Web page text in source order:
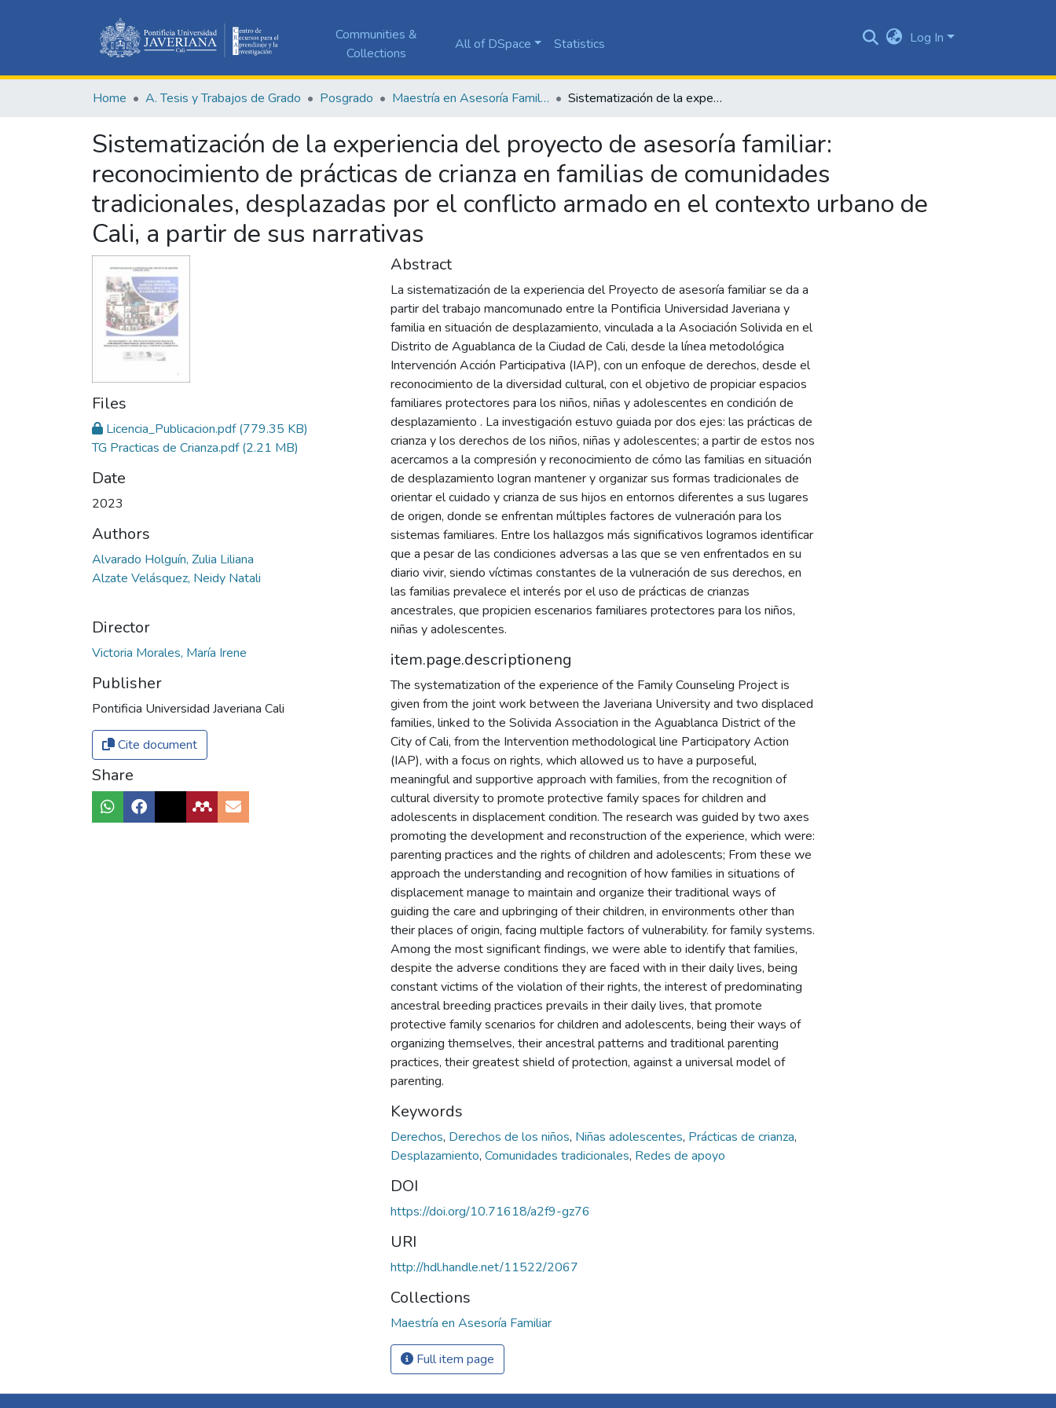
Communities &
Collections
All of DSpace Statistics Log In
Home A. Tesis y Trabajos de Grado Posgrado Maestría en Asesoría Familiar Sistematización de la experiencia del proyecto de asesoría familiar: reconocimiento de prácticas de crianza en familias de comunidades tradicionales, desplazadas por el conflicto armado en el contexto urbano de Cali, a partir de sus narrativas
Sistematización de la experiencia del proyecto de asesoría familiar:
reconocimiento de prácticas de crianza en familias de comunidades
tradicionales, desplazadas por el conflicto armado en el contexto urbano de
Cali, a partir de sus narrativas
Files
Licencia_Publicacion.pdf(779.35 KB)
TG Practicas de Crianza.pdf(2.21 MB)
Date
2023
Authors
Alvarado Holguín, Zulia Liliana
Alzate Velásquez, Neidy Natali
Director
Victoria Morales, María Irene
Publisher
Pontificia Universidad Javeriana Cali
Cite document
Share
Abstract
La sistematización de la experiencia del Proyecto de asesoría familiar se da a
partir del trabajo mancomunado entre la Pontificia Universidad Javeriana y
familia en situación de desplazamiento, vinculada a la Asociación Solivida en el
Distrito de Aguablanca de la Ciudad de Cali, desde la línea metodológica
Intervención Acción Participativa (IAP), con un enfoque de derechos, desde el
reconocimiento de la diversidad cultural, con el objetivo de propiciar espacios
familiares protectores para los niños, niñas y adolescentes en condición de
desplazamiento . La investigación estuvo guiada por dos ejes: las prácticas de
crianza y los derechos de los niños, niñas y adolescentes; a partir de estos nos
acercamos a la compresión y reconocimiento de cómo las familias en situación
de desplazamiento logran mantener y organizar sus formas tradicionales de
orientar el cuidado y crianza de sus hijos en entornos diferentes a sus lugares
de origen, donde se enfrentan múltiples factores de vulneración para los
sistemas familiares. Entre los hallazgos más significativos logramos identificar
que a pesar de las condiciones adversas a las que se ven enfrentados en su
diario vivir, siendo víctimas constantes de la vulneración de sus derechos, en
las familias prevalece el interés por el uso de prácticas de crianzas
ancestrales, que propicien escenarios familiares protectores para los niños,
niñas y adolescentes.
item.page.descriptioneng
The systematization of the experience of the Family Counseling Project is
given from the joint work between the Javeriana University and two displaced
families, linked to the Solivida Association in the Aguablanca District of the
City of Cali, from the Intervention methodological line Participatory Action
(IAP), with a focus on rights, which allowed us to have a purposeful,
meaningful and supportive approach with families, from the recognition of
cultural diversity to promote protective family spaces for children and
adolescents in displacement condition. The research was guided by two axes
promoting the development and reconstruction of the experience, which were:
parenting practices and the rights of children and adolescents; From these we
approach the understanding and recognition of how families in situations of
displacement manage to maintain and organize their traditional ways of
guiding the care and upbringing of their children, in environments other than
their places of origin, facing multiple factors of vulnerability. for family systems.
Among the most significant findings, we were able to identify that families,
despite the adverse conditions they are faced with in their daily lives, being
constant victims of the violation of their rights, the interest of predominating
ancestral breeding practices prevails in their daily lives, that promote
protective family scenarios for children and adolescents, being their ways of
organizing themselves, their ancestral patterns and traditional parenting
practices, their greatest shield of protection, against a universal model of
parenting.
Keywords
Derechos, Derechos de los niños, Niñas adolescentes, Prácticas de crianza,
Desplazamiento, Comunidades tradicionales, Redes de apoyo
DOI
https://doi.org/10.71618/a2f9-gz76
URI
http://hdl.handle.net/11522/2067
Collections
Maestría en Asesoría Familiar
Full item page